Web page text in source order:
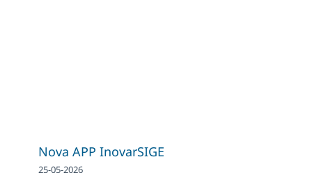
Nova APP InovarSIGE
25-05-2026